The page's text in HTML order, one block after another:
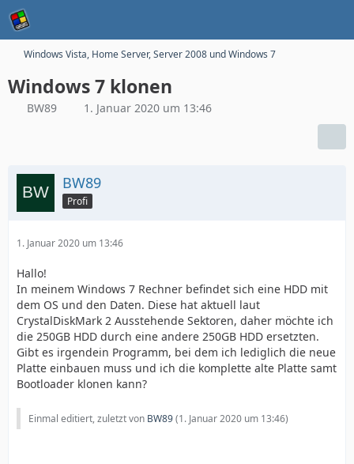
Windows Vista, Home Server, Server 2008 und Windows 7
Windows 7 klonen
BW89 1. Januar 2020 um 13:46
BW89
Profi
1. Januar 2020 um 13:46
Hallo!
In meinem Windows 7 Rechner befindet sich eine HDD mit
dem OS und den Daten. Diese hat aktuell laut
CrystalDiskMark 2 Ausstehende Sektoren, daher möchte ich
die 250GB HDD durch eine andere 250GB HDD ersetzten.
Gibt es irgendein Programm, bei dem ich lediglich die neue
Platte einbauen muss und ich die komplette alte Platte samt
Bootloader klonen kann?
Einmal editiert, zuletzt von BW89(1. Januar 2020 um 13:46)